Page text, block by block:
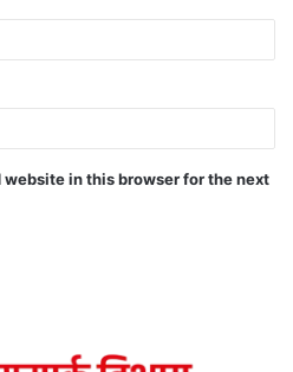
in this browser for the next